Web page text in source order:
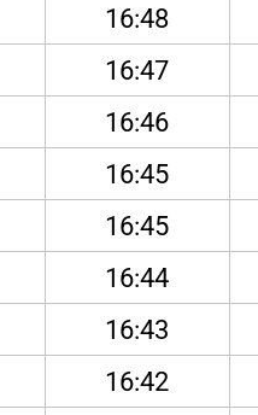
16:48
16:47
16:46
16:45
16:45
16:44
16:43
16:42